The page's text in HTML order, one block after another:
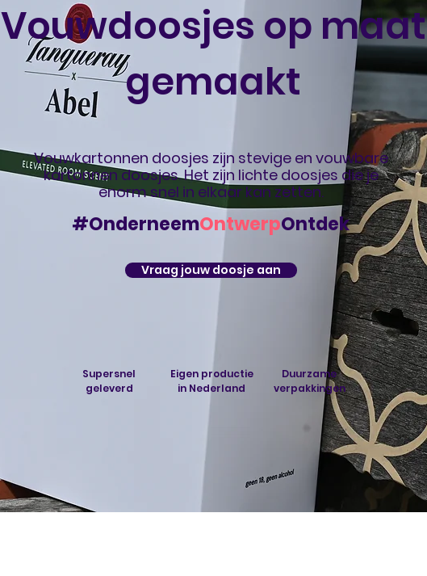
Duurzame
verpakkingen
Eigen productie
in Nederland
Supersnel
geleverd
Vraag jouw doosje aan
Vouwdoosjes op maat
gemaakt
Vouwkartonnen doosjes zijn stevige en vouwbare
kartonnen doosjes. Het zijn lichte doosjes die je
enorm snel in elkaar kan zetten.
#OnderneemOntwerpOntdek